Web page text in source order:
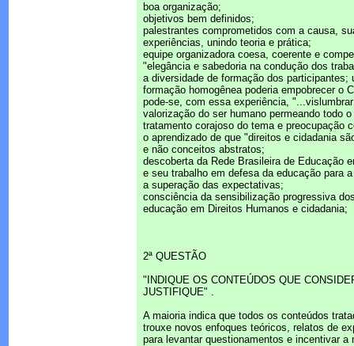
boa organização;
objetivos bem definidos;
palestrantes comprometidos com a causa,
experiências, unindo teoria e prática;
equipe organizadora coesa, coerente e
"elegância e sabedoria na condução dos
a diversidade de formação dos participantes;
formação homogênea poderia empobrecer o
pode-se, com essa experiência,
valorização do ser humano permeando todo
tratamento corajoso do tema e preocupação
o aprendizado de que "direitos e cidadania
e não conceitos abstratos;
descoberta da Rede Brasileira de Educação
e seu trabalho em defesa da educação para
a superação das expectativas;
consciência da sensibilização progressiva
educação em Direitos Humanos e cidadania;
2ª QUESTÃO
"INDIQUE OS CONTEÚDOS QUE
JUSTIFIQUE" .
A maioria indica que todos os conteúdos
trouxe novos enfoques teóricos, relatos de
para levantar questionamentos e incentivar